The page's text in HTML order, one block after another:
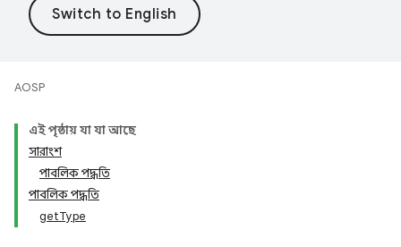
AOSP
এই পৃষ্ঠায় যা যা আছে
সারাংশ
পাবলিক পদ্ধতি
পাবলিক পদ্ধতি
getType